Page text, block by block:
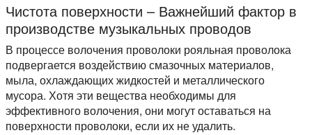
Чистота поверхности – Важнейший фактор в
производстве музыкальных проводов
В процессе волочения проволоки рояльная проволока
подвергается воздействию смазочных материалов,
мыла, охлаждающих жидкостей и металлического
мусора. Хотя эти вещества необходимы для
эффективного волочения, они могут оставаться на
поверхности проволоки, если их не удалить.